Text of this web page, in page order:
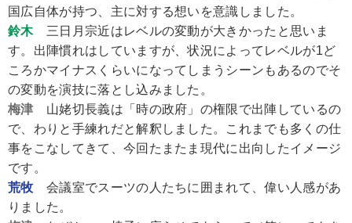
国広自体が持つ、主に対する想いを意識しました。
鈴木三日月宗近はレベルの変動が大きかったと思いま
す。出陣慣れはしていますが、状況によってレベルが1ど
ころかマイナスくらいになってしまうシーンもあるのでそ
の変動を演技に落とし込みました。
梅津 山姥切長義は「時の政府」の権限で出陣しているの
で、わりと手練れだと解釈しました。これまでも多くの仕
事をこなしてきて、今回たまたま現代に出向したイメージ
です。
荒牧会議室でスーツの人たちに囲まれて、偉い人感があ
りました。